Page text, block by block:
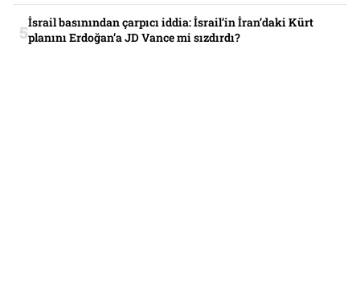
İsrail basınından çarpıcı iddia: İsrail’in İran’daki Kürt
planını Erdoğan’a JD Vance mi sızdırdı?